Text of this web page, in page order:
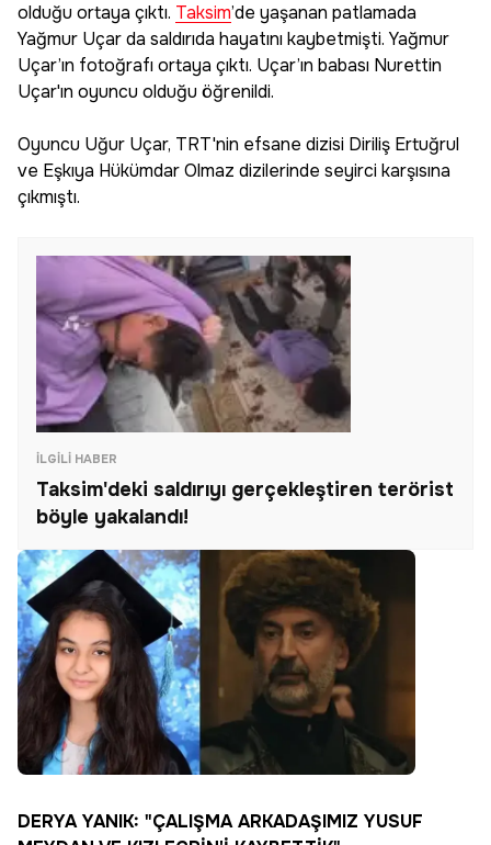
olduğu ortaya çıktı. Taksim’de yaşanan patlamada
Yağmur Uçar da saldırıda hayatını kaybetmişti. Yağmur
Uçar’ın fotoğrafı ortaya çıktı. Uçar’ın babası Nurettin
Uçar'ın oyuncu olduğu öğrenildi.
Oyuncu Uğur Uçar, TRT'nin efsane dizisi Diriliş Ertuğrul
ve Eşkıya Hükümdar Olmaz dizilerinde seyirci karşısına
çıkmıştı.
İLGILI HABER
Taksim'deki saldırıyı gerçekleştiren terörist
böyle yakalandı!
DERYA YANIK: "ÇALIŞMA ARKADAŞIMIZ YUSUF